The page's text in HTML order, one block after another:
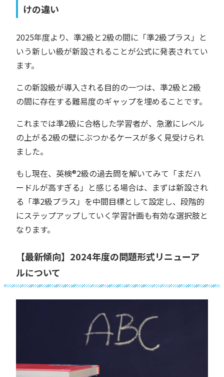
けの違い
2025年度より、準2級と2級の間に「準2級プラス」と
いう新しい級が新設されることが公式に発表されてい
ます。
この新設級が導入される目的の一つは、準2級と2級
の間に存在する難易度のギャップを埋めることです。
これまでは準2級に合格した学習者が、急激にレベル
の上がる2級の壁にぶつかるケースが多く見受けられ
ました。
もし現在、英検®︎2級の過去問を解いてみて「まだハ
ードルが高すぎる」と感じる場合は、まずは新設され
る「準2級プラス」を中間目標として設定し、段階的
にステップアップしていく学習計画も有効な選択肢と
なります。
【最新傾向】2024年度の問題形式リニューア
ルについて